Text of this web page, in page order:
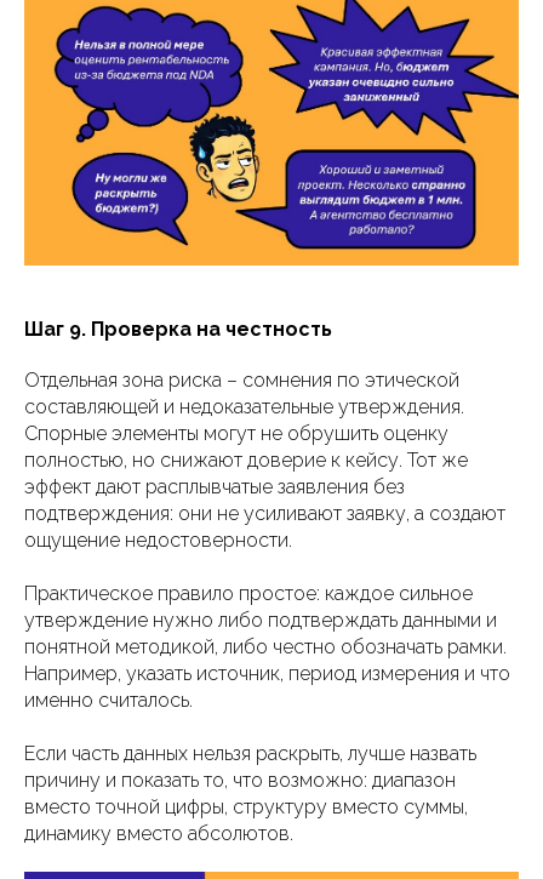
Шаг 9. Проверка на честность
Отдельная зона риска – сомнения по этической
составляющей и недоказательные утверждения.
Спорные элементы могут не обрушить оценку
полностью, но снижают доверие к кейсу. Тот же
эффект дают расплывчатые заявления без
подтверждения: они не усиливают заявку, а создают
ощущение недостоверности.
Практическое правило простое: каждое сильное
утверждение нужно либо подтверждать данными и
понятной методикой, либо честно обозначать рамки.
Например, указать источник, период измерения и что
именно считалось.
Если часть данных нельзя раскрыть, лучше назвать
причину и показать то, что возможно: диапазон
вместо точной цифры, структуру вместо суммы,
динамику вместо абсолютов.